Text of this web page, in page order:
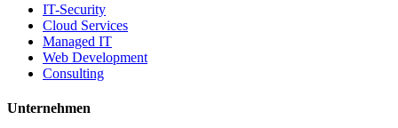
IT-Security
Cloud Services
Managed IT
Web Development
Consulting
Unternehmen